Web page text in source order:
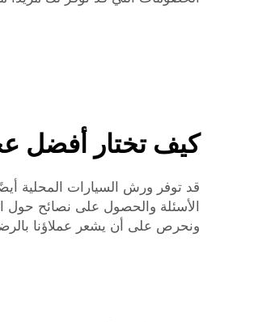
كيف تختار أفضل عجلات
قد توفر ورش السيارات المحلية
ونحرص على أن يشعر عملاؤنا